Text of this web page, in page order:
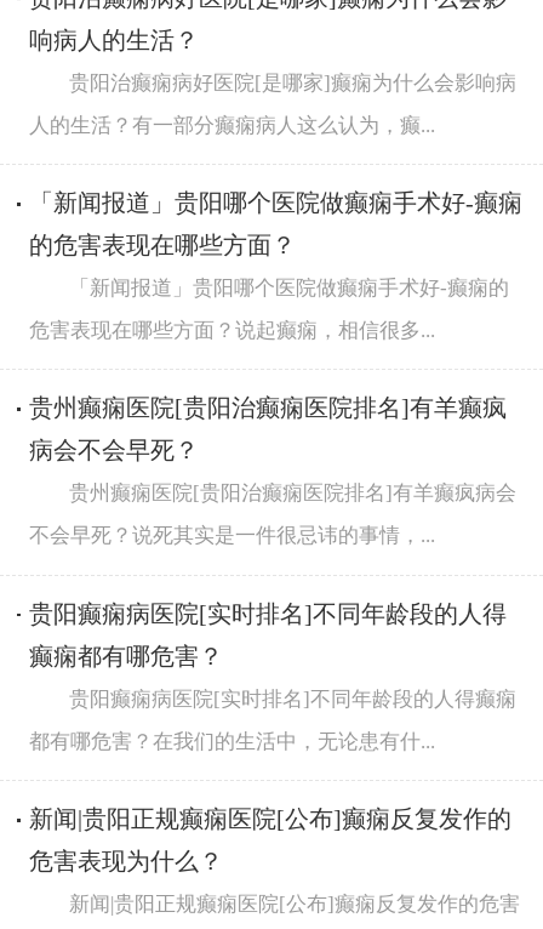
响病人的生活？
贵阳治癫痫病好医院[是哪家]癫痫为什么会影响病
人的生活？有一部分癫痫病人这么认为，癫...
「新闻报道」贵阳哪个医院做癫痫手术好-癫痫
的危害表现在哪些方面？
「新闻报道」贵阳哪个医院做癫痫手术好-癫痫的
危害表现在哪些方面？说起癫痫，相信很多...
贵州癫痫医院[贵阳治癫痫医院排名]有羊癫疯
病会不会早死？
贵州癫痫医院[贵阳治癫痫医院排名]有羊癫疯病会
不会早死？说死其实是一件很忌讳的事情，...
贵阳癫痫病医院[实时排名]不同年龄段的人得
癫痫都有哪危害？
贵阳癫痫病医院[实时排名]不同年龄段的人得癫痫
都有哪危害？在我们的生活中，无论患有什...
新闻|贵阳正规癫痫医院[公布]癫痫反复发作的
危害表现为什么？
新闻|贵阳正规癫痫医院[公布]癫痫反复发作的危害